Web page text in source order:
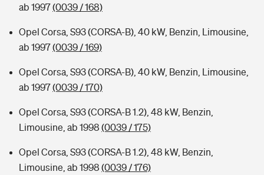
ab 1997(0039 / 168)
Opel Corsa, S93 (CORSA-B), 40 kW, Benzin, Limousine,
ab 1997(0039 / 169)
Opel Corsa, S93 (CORSA-B), 40 kW, Benzin, Limousine,
ab 1997(0039 / 170)
Opel Corsa, S93 (CORSA-B 1.2), 48 kW, Benzin,
Limousine, ab 1998 (0039 / 175)
Opel Corsa, S93 (CORSA-B 1.2), 48 kW, Benzin,
Limousine, ab 1998 (0039 / 176)